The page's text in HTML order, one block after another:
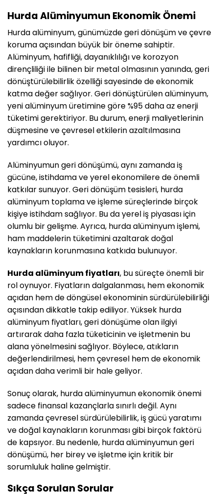
Hurda Alüminyumun Ekonomik Önemi
Hurda alüminyum, günümüzde geri dönüşüm ve çevre
koruma açısından büyük bir öneme sahiptir.
Alüminyum, hafifliği, dayanıklılığı ve korozyon
dirençliliği ile bilinen bir metal olmasının yanında, geri
dönüştürülebilirlik özelliği sayesinde de ekonomik
katma değer sağlıyor. Geri dönüştürülen alüminyum,
yeni alüminyum üretimine göre %95 daha az enerji
tüketimi gerektiriyor. Bu durum, enerji maliyetlerinin
düşmesine ve çevresel etkilerin azaltılmasına
yardımcı oluyor.
Alüminyumun geri dönüşümü, aynı zamanda iş
gücüne, istihdama ve yerel ekonomilere de önemli
katkılar sunuyor. Geri dönüşüm tesisleri, hurda
alüminyum toplama ve işleme süreçlerinde birçok
kişiye istihdam sağlıyor. Bu da yerel iş piyasası için
olumlu bir gelişme. Ayrıca, hurda alüminyum işlemi,
ham maddelerin tüketimini azaltarak doğal
kaynakların korunmasına katkıda bulunuyor.
Hurda alüminyum fiyatları, bu süreçte önemli bir
rol oynuyor. Fiyatların dalgalanması, hem ekonomik
açıdan hem de döngüsel ekonominin sürdürülebilirliği
açısından dikkatle takip ediliyor. Yüksek hurda
alüminyum fiyatları, geri dönüşüme olan ilgiyi
artırarak daha fazla tüketicinin ve işletmenin bu
alana yönelmesini sağlıyor. Böylece, atıkların
değerlendirilmesi, hem çevresel hem de ekonomik
açıdan daha verimli bir hale geliyor.
Sonuç olarak, hurda alüminyumun ekonomik önemi
sadece finansal kazançlarla sınırlı değil. Aynı
zamanda çevresel sürdürülebilirlik, iş gücü yaratımı
ve doğal kaynakların korunması gibi birçok faktörü
de kapsıyor. Bu nedenle, hurda alüminyumun geri
dönüşümü, her birey ve işletme için kritik bir
sorumluluk haline gelmiştir.
Sıkça Sorulan Sorular